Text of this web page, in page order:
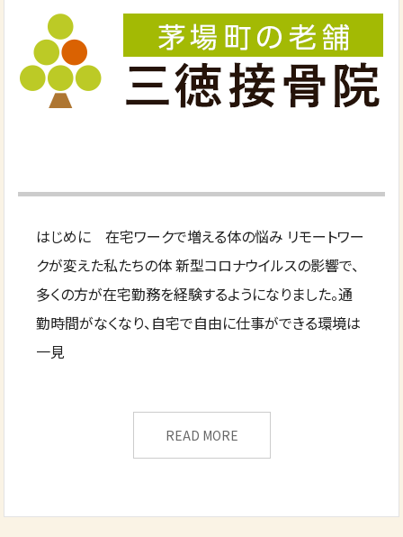
はじめに 在宅ワークで増える体の悩み リモートワー
クが変えた私たちの体 新型コロナウイルスの影響で、
多くの方が在宅勤務を経験するようになりました。通
勤時間がなくなり、自宅で自由に仕事ができる環境は
一見
READ MORE